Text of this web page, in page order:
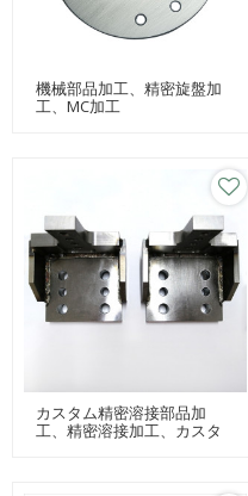
機械部品加工、精密旋盤加
工、MC加工
カスタム精密溶接部品加
工、精密溶接加工、カスタ